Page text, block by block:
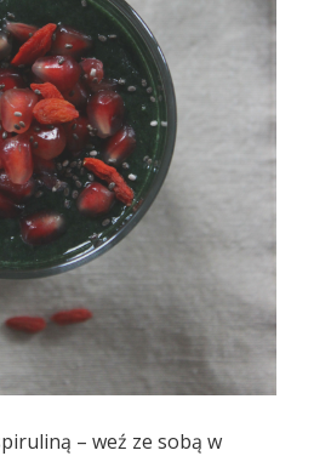
– weź ze sobą w